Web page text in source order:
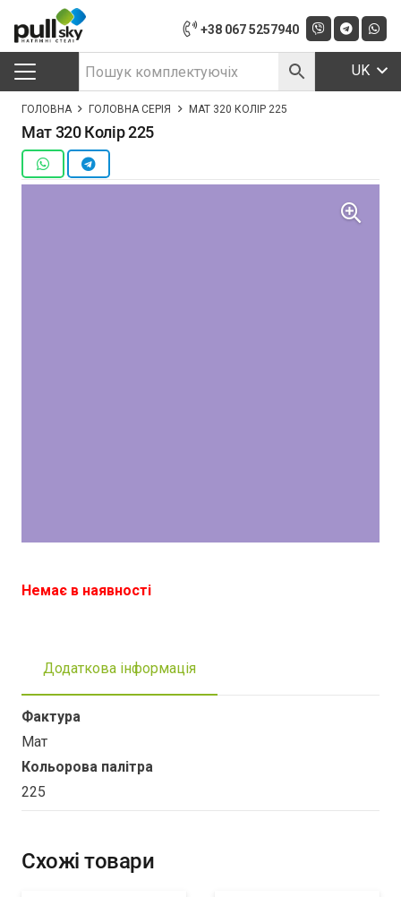
+38 067 5257940
UK
ГОЛОВНА ГОЛОВНА СЕРІЯ МАТ 320 КОЛІР 225
Мат 320 Колір 225
Немає в наявності
Додаткова інформація
Фактура
Мат
Кольорова палітра
225
Схожі товари